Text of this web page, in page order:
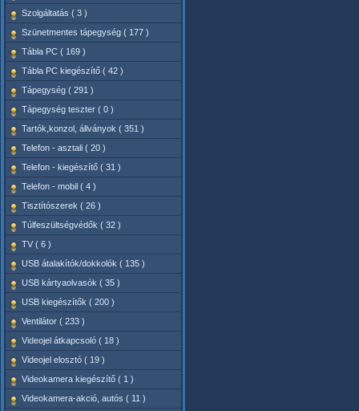
Szolgáltatás ( 3 )
Szünetmentes tápegység ( 177 )
Tábla PC ( 169 )
Tábla PC kiegészítő ( 42 )
Tápegység ( 291 )
Tápegység teszter ( 0 )
Tartók,konzol, állványok ( 351 )
Telefon - asztali ( 20 )
Telefon - kiegészítő ( 31 )
Telefon - mobil ( 4 )
Tisztítószerek ( 26 )
Túlfeszültségvédők ( 32 )
TV ( 6 )
USB átalakítók/dokkolók ( 135 )
USB kártyaolvasók ( 35 )
USB kiegészítők ( 200 )
Ventilátor ( 233 )
Videojel átkapcsoló ( 18 )
Videojel elosztó ( 19 )
Videokamera kiegészítő ( 1 )
Videokamera-akció, autós ( 11 )